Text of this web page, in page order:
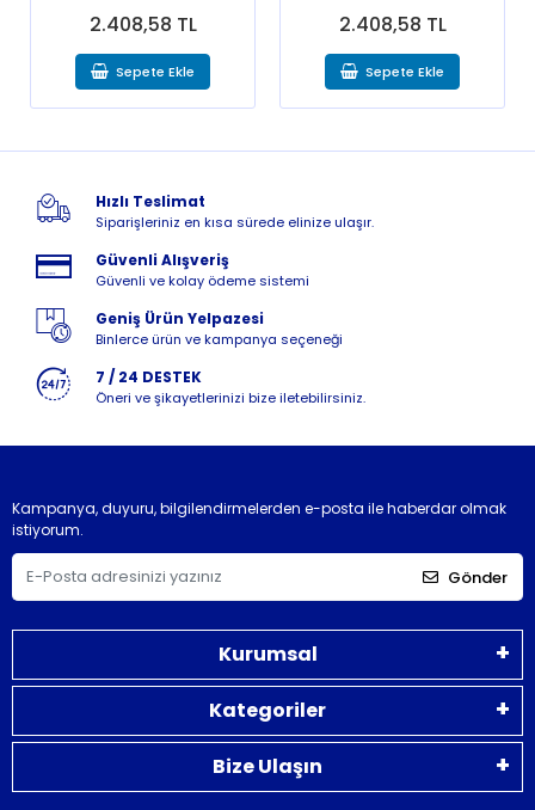
2.408,58 TL
Sepete Ekle
2.408,58 TL
Sepete Ekle
Hızlı Teslimat
Siparişleriniz en kısa sürede elinize ulaşır.
Güvenli Alışveriş
Güvenli ve kolay ödeme sistemi
Geniş Ürün Yelpazesi
Binlerce ürün ve kampanya seçeneği
7 / 24 DESTEK
Öneri ve şikayetlerinizi bize iletebilirsiniz.
Kampanya, duyuru, bilgilendirmelerden e-posta ile haberdar olmak
istiyorum.
Gönder
Kurumsal
Kategoriler
Bize Ulaşın